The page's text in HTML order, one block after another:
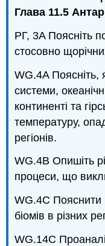
Глава 11.5
РГ, 3A Поясніть
стосовно
WG.4A Поясніть,
системи,
континенті та
температуру,
регіонів.
WG.4B Опишіть
процеси, що
WG.4C Пояснити
біомів в різних
WG.14C